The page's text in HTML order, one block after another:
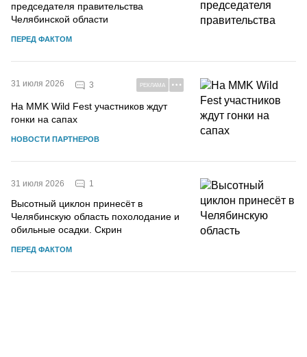
председателя правительства
Челябинской области
ПЕРЕД ФАКТОМ
31 июля 2026 3 РЕКЛАМА
На MMK Wild Fest участников ждут
гонки на сапах
НОВОСТИ ПАРТНЕРОВ
31 июля 2026 1
Высотный циклон принесёт в
Челябинскую область похолодание и
обильные осадки. Скрин
ПЕРЕД ФАКТОМ